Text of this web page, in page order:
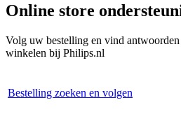
Online store
Volg uw bestelling en vind
winkelen bij Philips.nl
Bestelling zoeken en volgen